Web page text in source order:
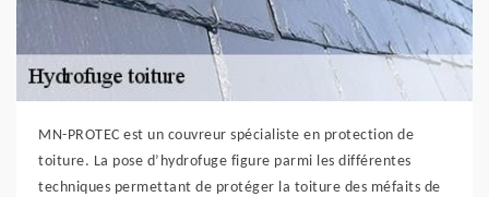
MN-PROTEC est un couvreur spécialiste en protection de
toiture. La pose d’hydrofuge figure parmi les différentes
techniques permettant de protéger la toiture des méfaits de